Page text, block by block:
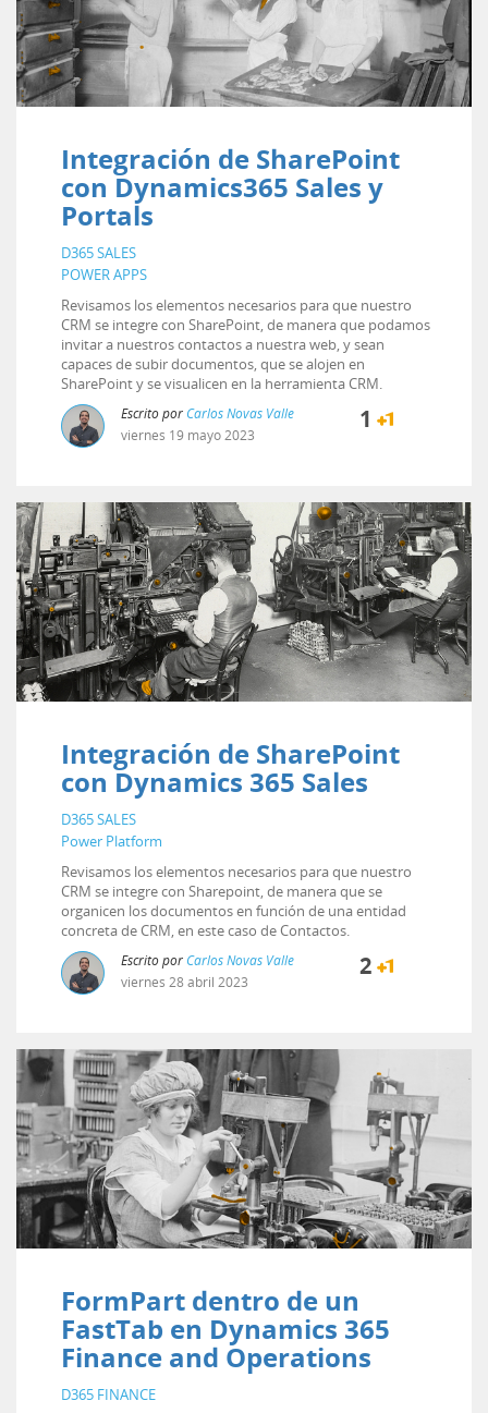
Integración de SharePoint
con Dynamics365 Sales y
Portals
D365 SALES
POWER APPS
Revisamos los elementos necesarios para que nuestro
CRM se integre con SharePoint, de manera que podamos
invitar a nuestros contactos a nuestra web, y sean
capaces de subir documentos, que se alojen en
SharePoint y se visualicen en la herramienta CRM.
Escrito por Carlos Novas Valle
viernes 19 mayo2023
1
Integración de SharePoint
con Dynamics 365 Sales
D365 SALES
Power Platform
Revisamos los elementos necesarios para que nuestro
CRM se integre con Sharepoint, de manera que se
organicen los documentos en función de una entidad
concreta de CRM, en este caso de Contactos.
Escrito por Carlos Novas Valle
viernes 28abril 2023
2
FormPart dentro de un
FastTab en Dynamics 365
Finance and Operations
D365 FINANCE